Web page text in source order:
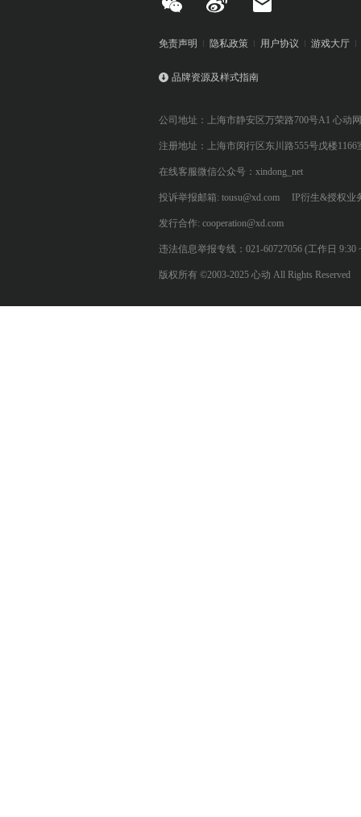
免责声明 隐私政策 用户协议 游戏大厅
品牌资源及样式指南
公司地址：上海市静安区万荣路700号A1 心动
注册地址：上海市闵行区东川路555号戊楼1166
在线客服微信公众号：xindong_net
投诉举报邮箱: tousu@xd.com IP衍生&授权业
发行合作: cooperation@xd.com
违法信息举报专线：021-60727056 (工作日 9:30
版权所有 ©2003-2025 心动 All Rights Reserved